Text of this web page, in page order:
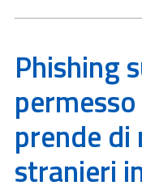
Phishing
prende
stranieri